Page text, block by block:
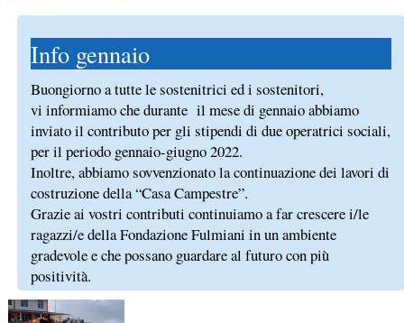
Info gennaio
Buongiorno a tutte le sostenitrici ed i sostenitori,
vi informiamo che durante il mese di gennaio abbiamo
inviato il contributo per gli stipendi di due operatrici sociali,
per il periodo gennaio-giugno 2022.
Inoltre, abbiamo sovvenzionato la continuazione dei lavori di
costruzione della “Casa Campestre”.
Grazie ai vostri contributi continuiamo a far crescere i/le
ragazzi/e della Fondazione Fulmiani in un ambiente
gradevole e che possano guardare al futuro con più
positività.